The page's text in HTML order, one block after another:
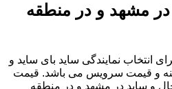
مشهد و در منطقه
انتخاب نمایندگی ساید بای ساید و
و قیمت سرویس می باشد. قیمت
و ساید در مشهد و در منطقه